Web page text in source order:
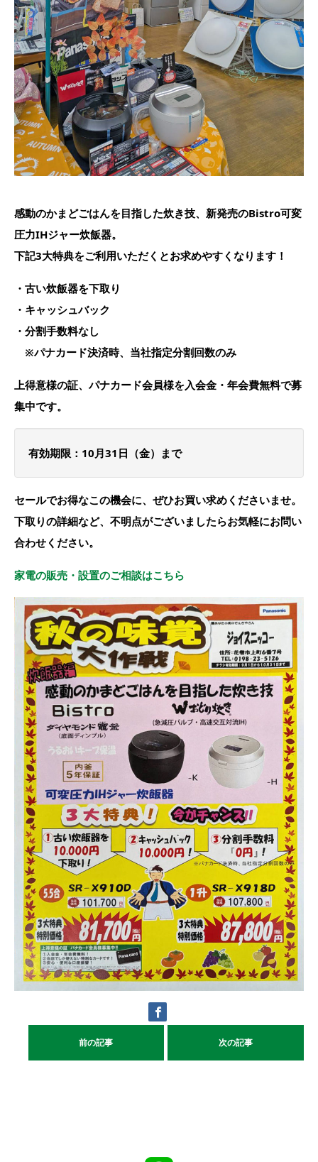
感動のかまどごはんを目指した炊き技、新発売のBistro可変
圧力IHジャー炊飯器。
下記3大特典をご利用いただくとお求めやすくなります！
・古い炊飯器を下取り
・キャッシュバック
・分割手数料なし
※パナカード決済時、当社指定分割回数のみ
上得意様の証、パナカード会員様を入会金・年会費無料で募
集中です。
有効期限：10月31日（金）まで
セールでお得なこの機会に、ぜひお買い求めくださいませ。
下取りの詳細など、不明点がございましたらお気軽にお問い
合わせください。
家電の販売・設置のご相談はこちら
前の記事 次の記事